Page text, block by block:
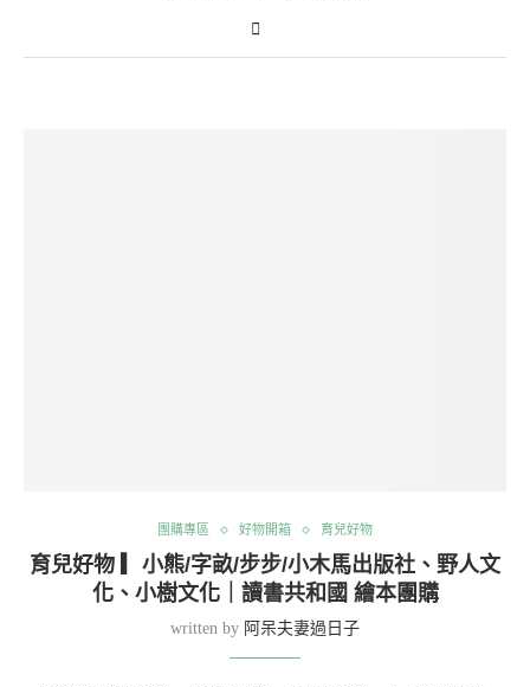
團購專區 好物開箱 育兒好物
育兒好物 ▎小熊/字畝/步步/小木馬出版社、野人文
化、小樹文化｜讀書共和國 繪本團購
written by 阿呆夫妻過日子